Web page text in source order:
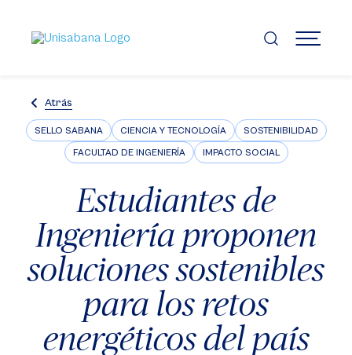
contenido
principal
MENÚ
Atrás
SELLO SABANA CIENCIA Y TECNOLOGÍA SOSTENIBILIDAD
FACULTAD DE INGENIERÍA IMPACTO SOCIAL
Estudiantes de
Ingeniería proponen
soluciones sostenibles
para los retos
energéticos del país